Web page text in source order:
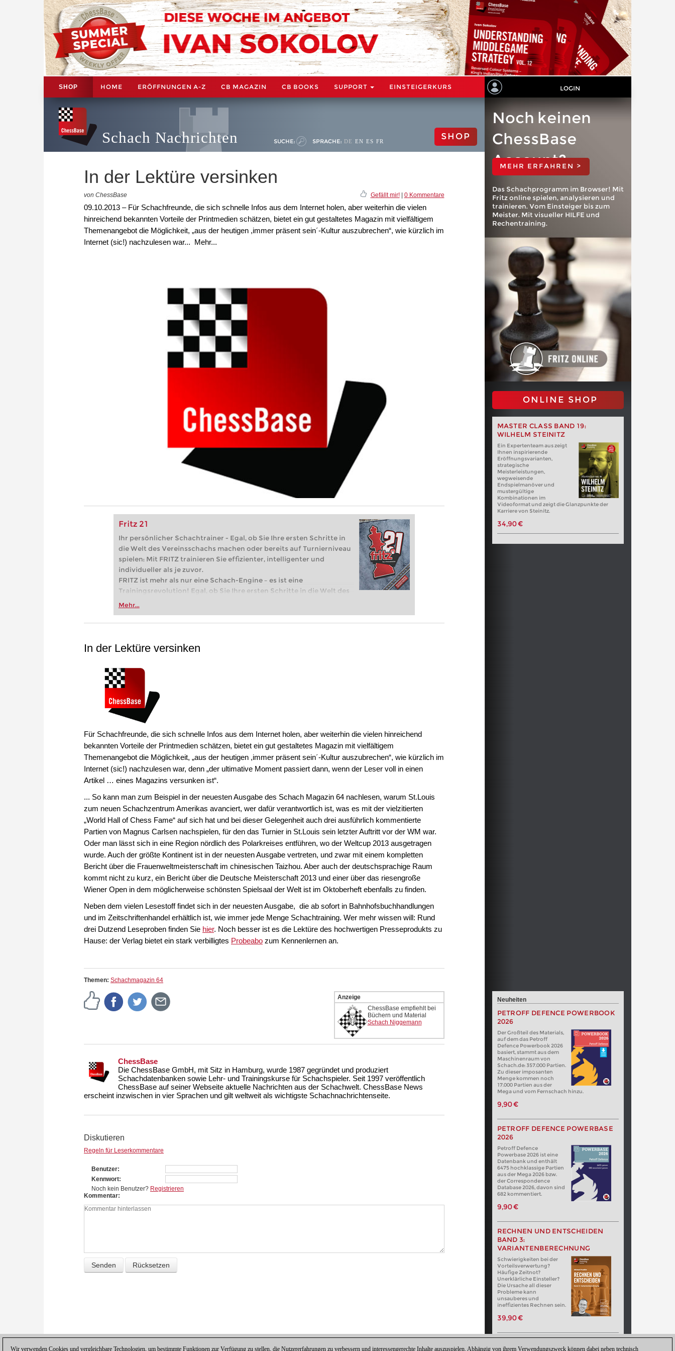
SHOP HOME ERÖFFNUNGEN A-Z CB MAGAZIN CB BOOKS SUPPORT EINSTEIGERKURS LOGIN
Schach Nachrichten SUCHE: SPRACHE: DE EN ES FR SHOP
In der Lektüre versinken
von ChessBase Gefällt mir!| 0 Kommentare
09.10.2013 – Für Schachfreunde, die sich schnelle Infos aus dem Internet holen, aber weiterhin die vielen
hinreichend bekannten Vorteile der Printmedien schätzen, bietet ein gut gestaltetes Magazin mit vielfältigem
Themenangebot die Möglichkeit, „aus der heutigen ,immer präsent sein´-Kultur auszubrechen“, wie kürzlich im
Internet (sic!) nachzulesen war... Mehr...
Fritz 21
Ihr persönlicher Schachtrainer - Egal, ob Sie Ihre ersten Schritte in
die Welt des Vereinsschachs machen oder bereits auf Turnierniveau
spielen: Mit FRITZ trainieren Sie effizienter, intelligenter und
individueller als je zuvor.
FRITZ ist mehr als nur eine Schach-Engine – es ist eine
Trainingsrevolution! Egal, ob Sie Ihre ersten Schritte in die Welt des
Vereinsschachs machen oder bereits auf Turnierniveau spielen: Mit
zuvor.
Mehr...
Noch keinen
ChessBase
Account?
MEHR ERFAHREN >
Das Schachprogramm im Browser! Mit
Fritz online spielen, analysieren und
trainieren. Vom Einsteiger bis zum
Meister. Mit visueller HILFE und
Rechentraining.
ONLINE SHOP
MASTER CLASS BAND 19:
WILHELM STEINITZ
Ein Expertenteam aus zeigt
Ihnen inspirierende
Eröffnungsvarianten,
strategische
Meisterleistungen,
wegweisende
Endspielmanöver und
mustergültige
Kombinationen im
Videoformat und zeigt die Glanzpunkte der
Karriere von Steinitz.
34,90 €
In der Lektüre versinken
Für Schachfreunde, die sich schnelle Infos aus dem Internet holen, aber weiterhin die vielen hinreichend
bekannten Vorteile der Printmedien schätzen, bietet ein gut gestaltetes Magazin mit vielfältigem
Themenangebot die Möglichkeit, „aus der heutigen ,immer präsent sein´-Kultur auszubrechen“, wie kürzlich im
Internet (sic!) nachzulesen war, denn „der ultimative Moment passiert dann, wenn der Leser voll in einen
Artikel … eines Magazins versunken ist“.
... So kann man zum Beispiel in der neuesten Ausgabe des Schach Magazin 64 nachlesen, warum St.Louis
zum neuen Schachzentrum Amerikas avanciert, wer dafür verantwortlich ist, was es mit der vielzitierten
„World Hall of Chess Fame“ auf sich hat und bei dieser Gelegenheit auch drei ausführlich kommentierte
Partien von Magnus Carlsen nachspielen, für den das Turnier in St.Louis sein letzter Auftritt vor der WM war.
Oder man lässt sich in eine Region nördlich des Polarkreises entführen, wo der Weltcup 2013 ausgetragen
wurde. Auch der größte Kontinent ist in der neuesten Ausgabe vertreten, und zwar mit einem kompletten
Bericht über die Frauenweltmeisterschaft im chinesischen Taizhou. Aber auch der deutschsprachige Raum
kommt nicht zu kurz, ein Bericht über die Deutsche Meisterschaft 2013 und einer über das riesengroße
Wiener Open in dem möglicherweise schönsten Spielsaal der Welt ist im Oktoberheft ebenfalls zu finden.
Neben dem vielen Lesestoff findet sich in der neuesten Ausgabe, die ab sofort in Bahnhofsbuchhandlungen
und im Zeitschriftenhandel erhältlich ist, wie immer jede Menge Schachtraining. Wer mehr wissen will: Rund
drei Dutzend Leseproben finden Sie hier. Noch besser ist es die Lektüre des hochwertigen Presseprodukts zu
Hause: der Verlag bietet ein stark verbilligtes Probeabo zum Kennenlernen an.
Themen: Schachmagazin 64
Anzeige
ChessBase empfiehlt bei
Büchern und Material
Schach Niggemann
ChessBase
Die ChessBase GmbH, mit Sitz in Hamburg, wurde 1987 gegründet und produziert
Schachdatenbanken sowie Lehr- und Trainingskurse für Schachspieler. Seit 1997 veröffentlich
ChessBase auf seiner Webseite aktuelle Nachrichten aus der Schachwelt. ChessBase News
erscheint inzwischen in vier Sprachen und gilt weltweit als wichtigste Schachnachrichtenseite.
Diskutieren
Regeln für Leserkommentare
Benutzer
Kennwort
Noch kein Benutzer? Registrieren
Kommentar
Neuheiten
PETROFF DEFENCE POWERBOOK
2026
Der Großteil des Materials,
auf dem das Petroff
Defence Powerbook 2026
basiert, stammt aus dem
Maschinenraum von
Schach.de: 357.000 Partien.
Zu dieser imposanten
Menge kommen noch
17.000 Partien aus der
Mega und vom Fernschach hinzu.
9,90 €
PETROFF DEFENCE POWERBASE
2026
Petroff Defence
Powerbase 2026 ist eine
Datenbank und enthält
6475 hochklassige Partien
aus der Mega 2026 bzw.
der Correspondence
Database 2026, davon sind
682 kommentiert.
9,90 €
RECHNEN UND ENTSCHEIDEN
BAND 3:
VARIANTENBERECHNUNG
Schwierigkeiten bei der
Vorteilsverwertung?
Häufige Zeitnot?
Unerklärliche Einsteller?
Die Ursache all dieser
Probleme kann
unsauberes und
ineffizientes Rechnen sein.
39,90 €
Wir verwenden Cookies und vergleichbare Technologien, um bestimmte Funktionen zur Verfügung zu stellen, die Nutzererfahrungen zu verbessern und interessengerechte Inhalte auszuspielen. Abhängig von ihrem Verwendungszweck können dabei neben technisch